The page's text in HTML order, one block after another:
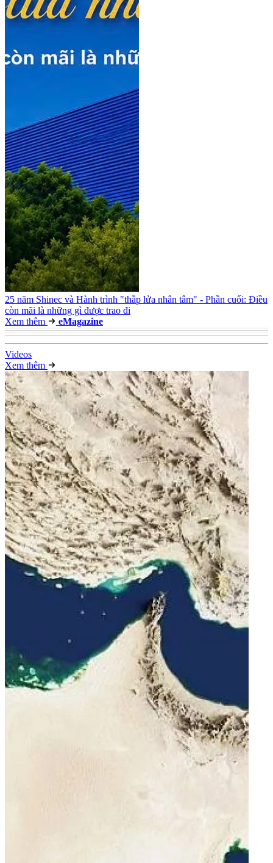
25 năm Shinec và Hành trình "thắp lửa nhân tâm" - Phần cuối: Điều
còn mãi là những gì được trao đi
Xem thêm
eMagazine
Videos
Xem thêm